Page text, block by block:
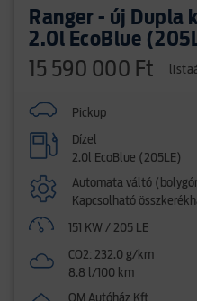
Ranger - új
2.0l EcoBlue
15 590 000 Ft
Pickup
Dízel
2.0l EcoBlue (205LE)
Automata váltó
Kapcsolható
151 KW / 205 LE
CO2: 232.0 g/km
8.8 l/100 km
OM Autóház Kft